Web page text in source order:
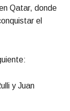
Qatar, donde
el
y Juan